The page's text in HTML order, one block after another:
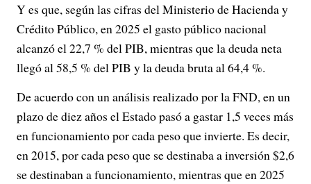
Y es que, según las cifras del Ministerio de Hacienda y
Crédito Público, en 2025 el gasto público nacional
alcanzó el 22,7 % del PIB, mientras que la deuda neta
llegó al 58,5 % del PIB y la deuda bruta al 64,4 %.
De acuerdo con un análisis realizado por la FND, en un
plazo de diez años el Estado pasó a gastar 1,5 veces más
en funcionamiento por cada peso que invierte. Es decir,
en 2015, por cada peso que se destinaba a inversión $2,6
se destinaban a funcionamiento, mientras que en 2025